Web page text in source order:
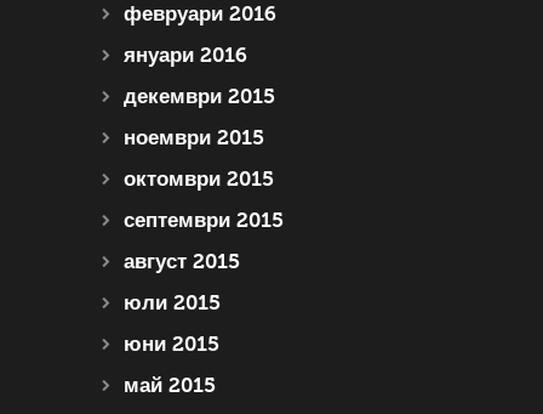
февруари 2016
януари 2016
декември 2015
ноември 2015
октомври 2015
септември 2015
август 2015
юли 2015
юни 2015
май 2015